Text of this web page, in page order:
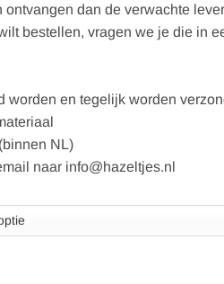
dan de verwachte
bestellen, vragen we je die in
worden en tegelijk worden
NL)
naar info@hazeltjes.nl